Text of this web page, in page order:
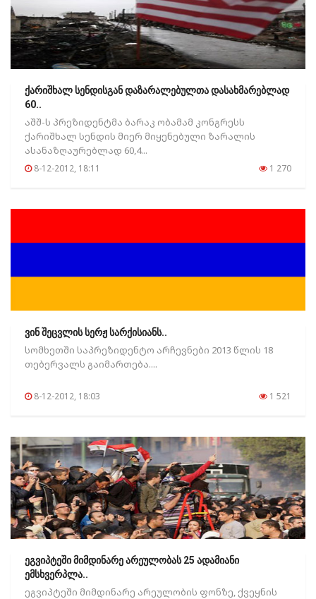
ქარიშხალ სენდისგან დაზარალებულთა დასახმარებლად
60..
აშშ-ს პრეზიდენტმა ბარაკ ობამამ კონგრესს
ქარიშხალ სენდის მიერ მიყენებული ზარალის
ასანაზღაურებლად 60,4...
8-12-2012, 18:11 1 270
ვინ შეცვლის სერჟ სარქისიანს..
სომხეთში საპრეზიდენტო არჩევნები 2013 წლის 18
თებერვალს გაიმართება....
8-12-2012, 18:03 1 521
ეგვიპტეში მიმდინარე არეულობას 25 ადამიანი
ემსხვერპლა..
ეგვიპტეში მიმდინარე არეულობის ფონზე, ქვეყნის